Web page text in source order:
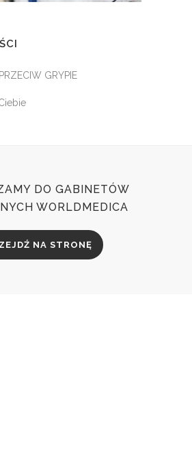
GRYPIE
DO GABINETÓW
WORLDMEDICA
NA STRONĘ